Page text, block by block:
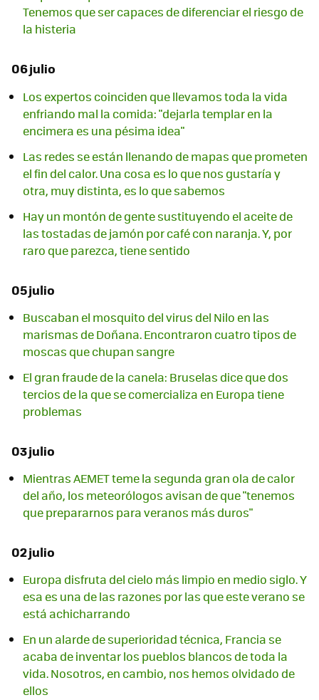
Tenemos que ser capaces de diferenciar el riesgo de
la histeria
06 julio
Los expertos coinciden que llevamos toda la vida
enfriando mal la comida: "dejarla templar en la
encimera es una pésima idea"
Las redes se están llenando de mapas que prometen
el fin del calor. Una cosa es lo que nos gustaría y
otra, muy distinta, es lo que sabemos
Hay un montón de gente sustituyendo el aceite de
las tostadas de jamón por café con naranja. Y, por
raro que parezca, tiene sentido
05 julio
Buscaban el mosquito del virus del Nilo en las
marismas de Doñana. Encontraron cuatro tipos de
moscas que chupan sangre
El gran fraude de la canela: Bruselas dice que dos
tercios de la que se comercializa en Europa tiene
problemas
03 julio
Mientras AEMET teme la segunda gran ola de calor
del año, los meteorólogos avisan de que "tenemos
que prepararnos para veranos más duros"
02 julio
Europa disfruta del cielo más limpio en medio siglo. Y
esa es una de las razones por las que este verano se
está achicharrando
En un alarde de superioridad técnica, Francia se
acaba de inventar los pueblos blancos de toda la
vida. Nosotros, en cambio, nos hemos olvidado de
ellos